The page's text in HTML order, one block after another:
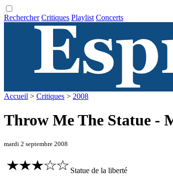
Rechercher Critiques Playlist Concerts
Accueil > Critiques > 2008
Throw Me The Statue -
mardi 2 septembre 2008
Statue de la liberté